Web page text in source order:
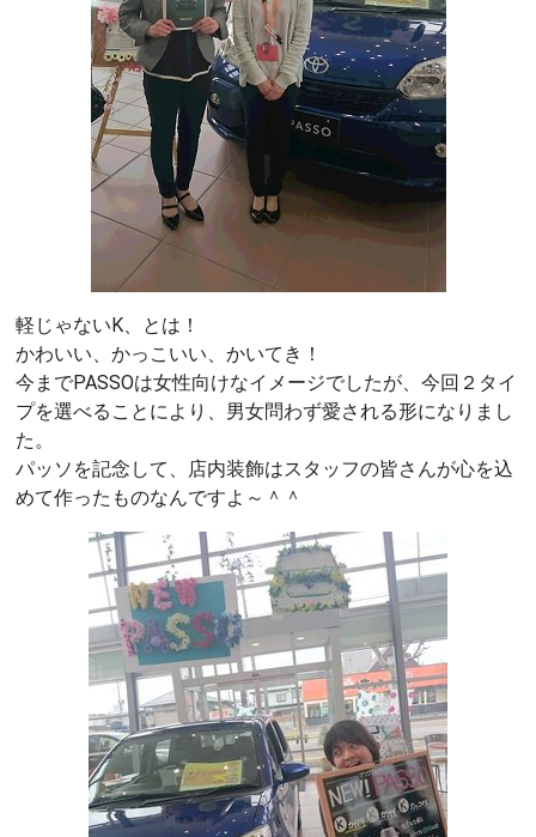
軽じゃないK、とは！
かわいい、かっこいい、かいてき！
今までPASSOは女性向けなイメージでしたが、今回２タイ
プを選べることにより、男女問わず愛される形になりまし
た。
パッソを記念して、店内装飾はスタッフの皆さんが心を込
めて作ったものなんですよ～＾＾